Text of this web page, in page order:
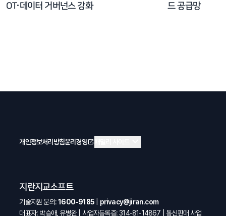
OT·데이터 거버넌스 강화
드 공급망
지란지교소프트
기술지원 문의:1600-9185
privacy@jiran.com
대표자: 박승애, 유병완 | 사업자등록증: 314-81-14867 | 통신판매 사업
개인정보처리방침윤리경영open_in_new